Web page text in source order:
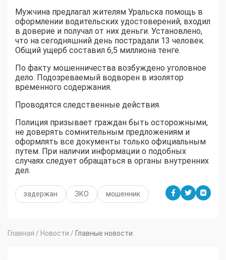
Мужчина предлагал жителям Уральска помощь в
оформлении водительских удостоверений, входил
в доверие и получал от них деньги. Установлено,
что на сегодняшний день пострадали 13 человек.
Общий ущерб составил 6,5 миллиона тенге.
По факту мошенничества возбуждено уголовное
дело. Подозреваемый водворен в изолятор
временного содержания.
Проводятся следственные действия.
Полиция призывает граждан быть осторожными,
не доверять сомнительным предложениям и
оформлять все документы только официальным
путем. При наличии информации о подобных
случаях следует обращаться в органы внутренних
дел.
задержан ЗКО мошенник
Главная / Новости / Главные новости